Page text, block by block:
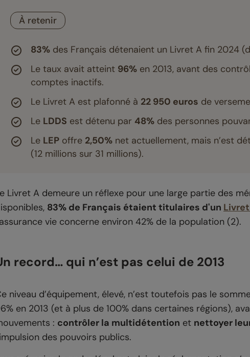
À retenir
83% des Français détenaient un Livret A fin 2024
Le taux avait atteint 96% en 2013, avant des
comptes inactifs.
Le Livret A est plafonné à 22 950 euros de
Le LDDS est détenu par 48% des personnes
Le LEP offre 2,50% net actuellement, mais n’est
(12 millions sur 31 millions).
Livret A demeure un réflexe pour une large partie des
83% de Français étaient titulaires d'un
vie concerne environ 42% de la population (2).
record… qui n’est pas celui de 2013
niveau d’équipement, élevé, n’est toutefois pas le
en 2013 (et à plus de 100% dans certaines régions),
: contrôler la multidétention et nettoyer
des pouvoirs publics.